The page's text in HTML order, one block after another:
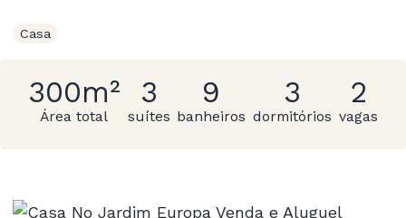
Casa
300m²
Área total
3
suítes
9
banheiros
3
dormitórios
2
vagas